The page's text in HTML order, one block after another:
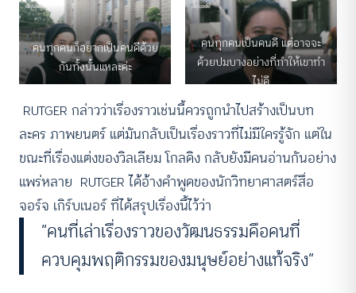
คนทุกคนก็อยากเป็นคนดีด้วย
กันทั้งนั้นแหละค่ะ
คนทุกคนเป็นคนดี แต่อาจจะ
ด้วยปมบางอย่างที่ทำให้เขาทำ
ไม่ดี
RUTGER กล่าวว่าเรื่องราวเช่นนี้ควรถูกนำไปสร้างเป็นบท
ละคร ภาพยนตร์ แต่มันกลับเป็นเรื่องราวที่ไม่มีใครรู้จัก แต่ใน
ขณะที่เรื่องแต่งของวิลเลียม โกลดิง กลับยังมีคนอ่านกันอย่าง
แพร่หลาย RUTGER ได้อ้างคำพูดของนักวิทยาศาสตร์สื่อ
จอร์จ เกิร์บเนอร์ ที่ได้สรุปเรื่องนี้ไว้ว่า
“คนที่เล่าเรื่องราวของวัฒนธรรมคือคนที่
ควบคุมพฤติกรรมของมนุษย์อย่างแท้จริง”